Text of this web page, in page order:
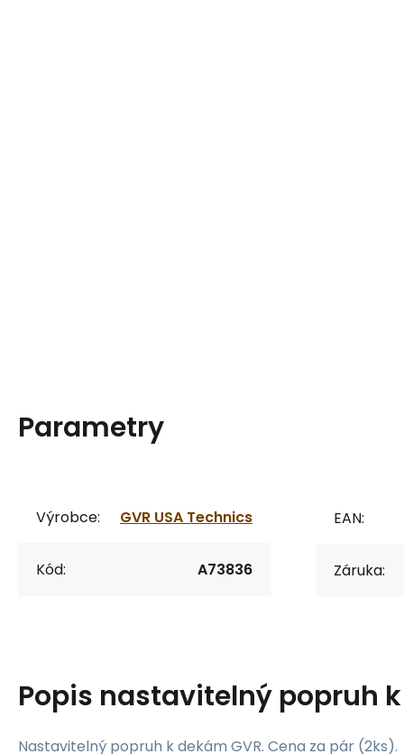
Parametry
Výrobce: GVR USA Technics
Kód: A73836
EAN:
Záruka:
Popis nastavitelný popruh k
Nastavitelný popruh k dekám GVR. Cena za pár (2ks).